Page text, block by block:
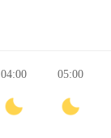
04:00 05:00